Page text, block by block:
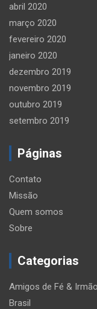
abril 2020
março 2020
fevereiro 2020
janeiro 2020
dezembro 2019
novembro 2019
outubro 2019
setembro 2019
Páginas
Contato
Missão
Quem somos
Sobre
Categorias
Amigos de Fé &
Brasil